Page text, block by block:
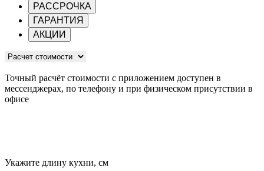
РАССРОЧКА
ГАРАНТИЯ
АКЦИИ
Точный расчёт стоимости с приложением доступен в
мессенджерах, по телефону и при физическом присутствии в
офисе
Укажите длину кухни, см